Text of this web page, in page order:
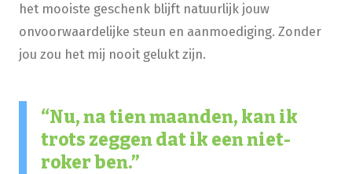
het mooiste geschenk blijft natuurlijk jouw
onvoorwaardelijke steun en aanmoediging. Zonder
jou zou het mij nooit gelukt zijn.
Nu, na tien maanden, kan ik
trots zeggen dat ik een niet-
roker ben.